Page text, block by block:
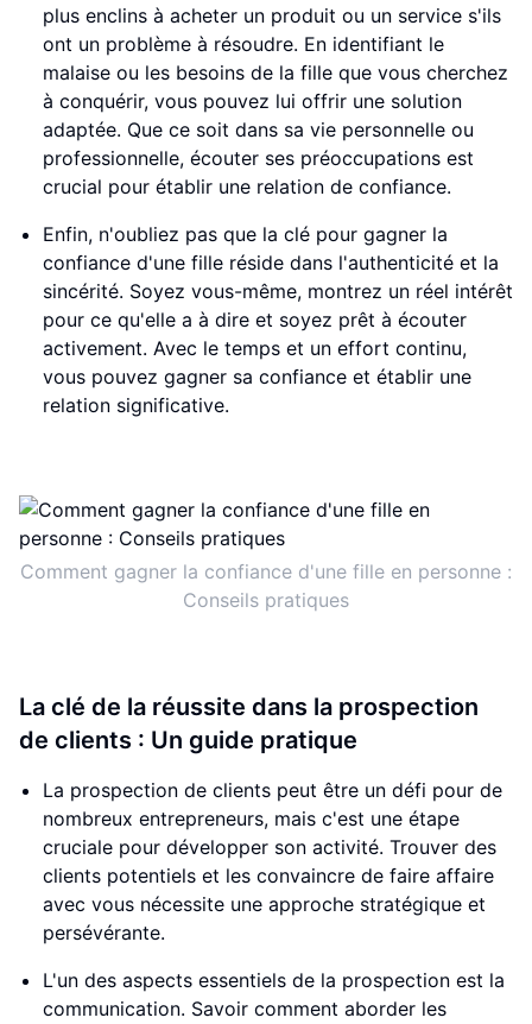
plus enclins à acheter un produit ou un service s'ils
ont un problème à résoudre. En identifiant le
malaise ou les besoins de la fille que vous cherchez
à conquérir, vous pouvez lui offrir une solution
adaptée. Que ce soit dans sa vie personnelle ou
professionnelle, écouter ses préoccupations est
crucial pour établir une relation de confiance.
Enfin, n'oubliez pas que la clé pour gagner la
confiance d'une fille réside dans l'authenticité et la
sincérité. Soyez vous-même, montrez un réel intérêt
pour ce qu'elle a à dire et soyez prêt à écouter
activement. Avec le temps et un effort continu,
vous pouvez gagner sa confiance et établir une
relation significative.
Comment gagner la confiance d'une fille en personne :
Conseils pratiques
La clé de la réussite dans la prospection
de clients : Un guide pratique
La prospection de clients peut être un défi pour de
nombreux entrepreneurs, mais c'est une étape
cruciale pour développer son activité. Trouver des
clients potentiels et les convaincre de faire affaire
avec vous nécessite une approche stratégique et
persévérante.
L'un des aspects essentiels de la prospection est la
communication. Savoir comment aborder les